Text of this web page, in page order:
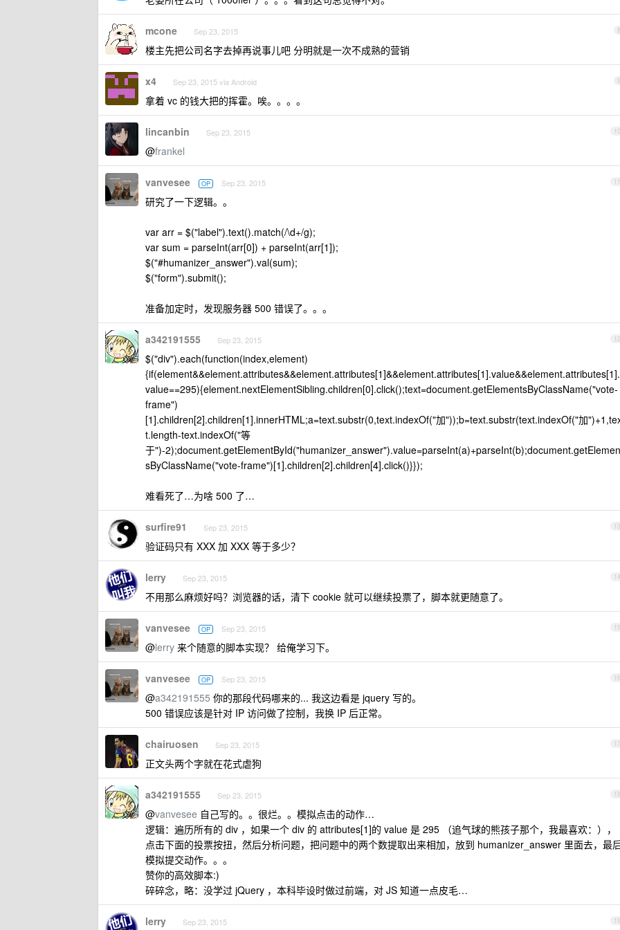
8
mcone Sep 23, 2015
楼主先把公司名字去掉再说事儿吧 分明就是一次不成熟的营销
9
x4 Sep 23, 2015 via Android
拿着 vc 的钱大把的挥霍。唉。。。。
10
lincanbin Sep 23, 2015
@frankel
11
vanvesee OP Sep 23, 2015
研究了一下逻辑。。
var arr = $("label").text().match(/\d+/g);
var sum = parseInt(arr[0]) + parseInt(arr[1]);
$("#humanizer_answer").val(sum);
$("form").submit();
准备加定时，发现服务器 500 错误了。。。
12
a342191555 Sep 23, 2015
$("div").each(function(index,element)
{if(element&&element.attributes&&element.attributes[1]&&element.attributes[1].value&&element.attributes[1].
value==295){element.nextElementSibling.children[0].click();text=document.getElementsByClassName("vote-
frame")
[1].children[2].children[1].innerHTML;a=text.substr(0,text.indexOf("加"));b=text.substr(text.indexOf("加
t.length-text.indexOf("等
于")-
sByClassName("vote-frame")[1].children[2].children[4].click()}});
难看死了…为啥 500 了…
13
surfire91 Sep 23, 2015
验证码只有 XXX 加 XXX 等于多少？
14
lerry Sep 23, 2015
不用那么麻烦好吗？浏览器的话，清下 cookie 就可以继续投票了，脚本就更随意了。
15
vanvesee OP Sep 23, 2015
@lerry 来个随意的脚本实现？ 给俺学习下。
16
vanvesee OP Sep 23, 2015
@a342191555 你的那段代码哪来的... 我这边看是 jquery 写的。
500 错误应该是针对 IP 访问做了控制，我换 IP 后正常。
17
chairuosen Sep 23, 2015
正文头两个字就在花式虐狗
18
a342191555 Sep 23, 2015
@vanvesee 自己写的。。很烂。。模拟点击的动作…
逻辑：遍历所有的 div ，如果一个 div 的 attributes[1]的 value 是 295 （追气球的熊孩子那个，我最喜欢：），
点击下面的投票按扭，然后分析问题，把问题中的两个数提取出来相加，放到 humanizer_answer 里面去，最
模拟提交动作。。。
赞你的高效脚本:)
碎碎念，略：没学过 jQuery ，本科毕设时做过前端，对 JS 知道一点皮毛…
19
lerry Sep 23, 2015